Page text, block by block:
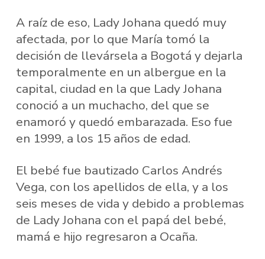
A raíz de eso, Lady Johana quedó muy
afectada, por lo que María tomó la
decisión de llevársela a Bogotá y dejarla
temporalmente en un albergue en la
capital, ciudad en la que Lady Johana
conoció a un muchacho, del que se
enamoró y quedó embarazada. Eso fue
en 1999, a los 15 años de edad.
El bebé fue bautizado Carlos Andrés
Vega, con los apellidos de ella, y a los
seis meses de vida y debido a problemas
de Lady Johana con el papá del bebé,
mamá e hijo regresaron a Ocaña.